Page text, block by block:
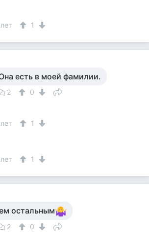
1
есть в моей фамилии.
2 0
1
1
остальным
2 0